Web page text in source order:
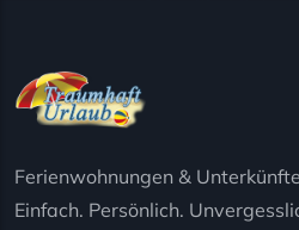
Ferienwohnungen &
Einfach. Persönlich.